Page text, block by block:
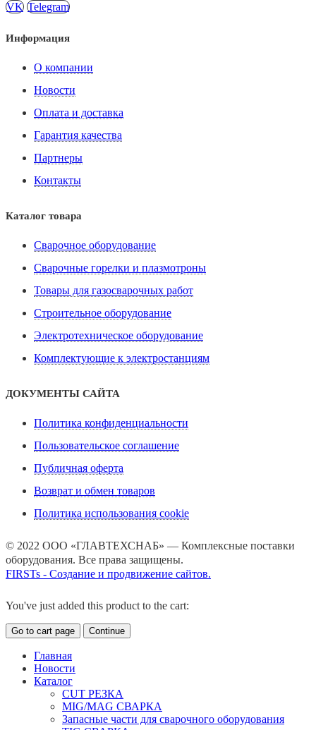
VK Telegram
Информация
О компании
Новости
Оплата и доставка
Гарантия качества
Партнеры
Контакты
Каталог товара
Сварочное оборудование
Сварочные горелки и плазмотроны
Товары для газосварочных работ
Строительное оборудование
Электротехническое оборудование
Комплектующие к электростанциям
ДОКУМЕНТЫ САЙТА
Политика конфиденциальности
Пользовательское соглашение
Публичная оферта
Возврат и обмен товаров
Политика использования cookie
© 2022 ООО «ГЛАВТЕХСНАБ» — Комплексные поставки
оборудования. Все права защищены.
FIRSTs - Создание и продвижение сайтов.
You've just added this product to the cart:
Go to cart page Continue
Главная
Новости
Каталог
CUT РЕЗКА
MIG/MAG СВАРКА
Запасные части для сварочного оборудования